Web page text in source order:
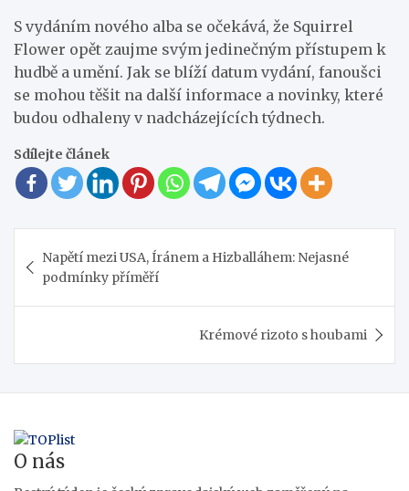
S vydáním nového alba se očekává, že Squirrel
Flower opět zaujme svým jedinečným přístupem k
hudbě a umění. Jak se blíží datum vydání, fanoušci
se mohou těšit na další informace a novinky, které
budou odhaleny v nadcházejících týdnech.
Sdílejte článek
pro
příspěvek
Napětí mezi USA, Íránem a Hizballáhem: Nejasné
podmínky příměří
Krémové rizoto s houbami
O nás